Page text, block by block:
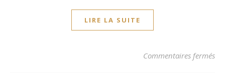
LIRE LA SUITE
Commentaires fermés